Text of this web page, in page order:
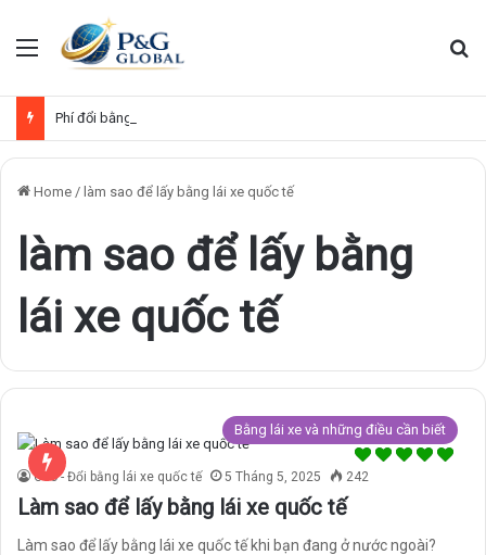
Menu
Phí đổi bằng lái xe Việt Nam sang quốc tế
Home / làm sao để lấy bằng lái xe quốc tế
làm sao để lấy bằng
lái xe quốc tế
Bằng lái xe và những điều cần biết
Ceo - Đổi bằng lái xe quốc tế 5 Tháng 5, 2025 242
Làm sao để lấy bằng lái xe quốc tế
Làm sao để lấy bằng lái xe quốc tế khi bạn đang ở nước ngoài?